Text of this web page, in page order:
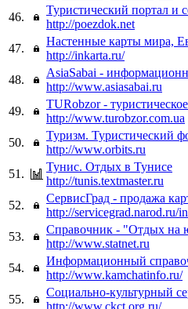
46.
Туристический портал и
http://poezdok.net
47.
Настенные карты мира,
http://inkarta.ru/
48.
AsiaSabai -
http://www.asiasabai.ru
49.
TURobzor -
http://www.turobzor.com.ua
50.
Туризм. Туристический
http://www.orbits.ru
51.
Тунис. Отдых в Тунисе
http://tunis.textmaster.ru
52.
СервисГрад - продажа
http://servicegrad.narod.ru/
53.
Справочник - "Отдых на
http://www.statnet.ru
54.
Информационный
http://www.kamchatinfo.ru/
55.
Социально-культурный
http://www.ckct.org.ru/